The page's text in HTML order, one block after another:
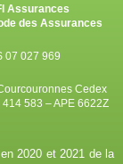
Assurances
des Assurances
07 027 969
Cedex
583 – APE 6622Z
2020 et 2021 de la